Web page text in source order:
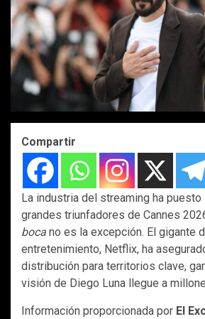
Compartir
La industria del streaming ha
grandes triunfadores de Cannes
boca no es la excepción. El gigante
entretenimiento, Netflix, ha
distribución para territorios clave,
visión de Diego Luna llegue a
Información proporcionada por El